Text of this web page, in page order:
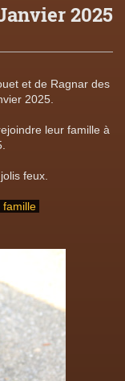
2025
et de Ragnar des
2025.
leur famille à
feux.
famille